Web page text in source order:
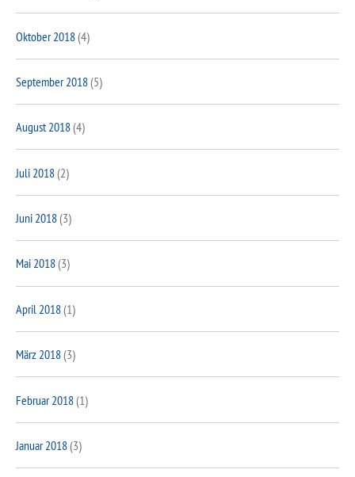
Oktober 2018(4)
September 2018(5)
August 2018(4)
Juli 2018(2)
Juni 2018(3)
Mai 2018(3)
April 2018(1)
März 2018(3)
Februar 2018(1)
Januar 2018(3)